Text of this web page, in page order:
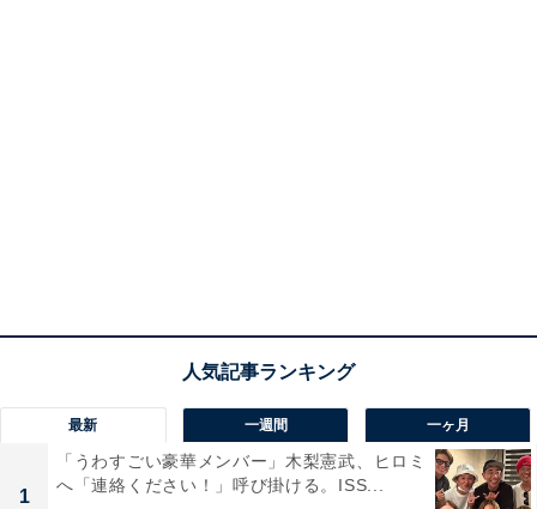
最新 一週間 一ヶ月
1
「うわすごい豪華メンバー」木梨憲武、ヒロミ
へ「連絡ください！」呼び掛ける。ISS...